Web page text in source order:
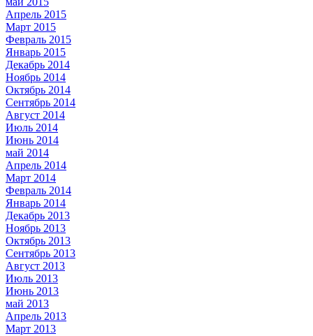
Апрель 2015
Март 2015
Февраль 2015
Январь 2015
Декабрь 2014
Ноябрь 2014
Октябрь 2014
Сентябрь 2014
Август 2014
Июль 2014
Июнь 2014
май 2014
Апрель 2014
Март 2014
Февраль 2014
Январь 2014
Декабрь 2013
Ноябрь 2013
Октябрь 2013
Сентябрь 2013
Август 2013
Июль 2013
Июнь 2013
май 2013
Апрель 2013
Март 2013